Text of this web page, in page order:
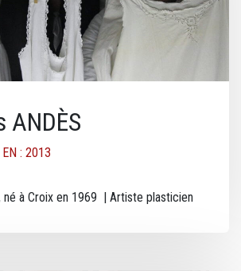
ANDÈS
EN : 2013
né à Croix en 1969 | Artiste plasticien